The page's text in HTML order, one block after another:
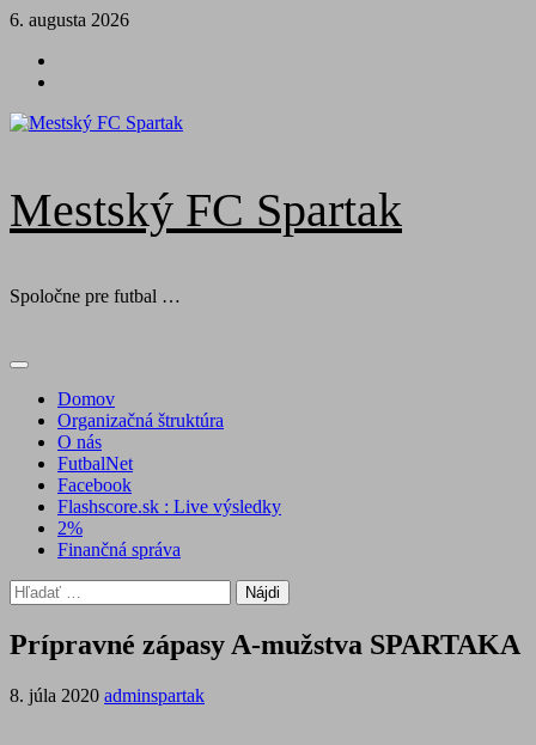
Skip
content
6. augusta 2026
Mestský FC Spartak
Spoločne pre futbal …
Primary
Domov
Organizačná štruktúra
O nás
FutbalNet
Facebook
Flashscore.sk : Live výsledky
2%
Finančná správa
Hľadať:
Prípravné zápasy A-mužstva SPARTAKA
8. júla 2020 adminspartak